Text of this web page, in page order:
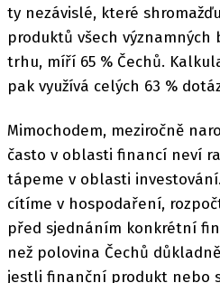
ty nezávislé, které
produktů všech významných
trhu, míří 65 % Čechů.
pak využívá celých 63 %
Mimochodem, meziročně
často v oblasti financí neví
tápeme v oblasti
cítíme v hospodaření,
před sjednáním konkrétní
než polovina Čechů
jestli finanční produkt nebo